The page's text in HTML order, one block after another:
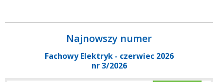
Najnowszy numer
Fachowy Elektryk - czerwiec 2026
nr 3/2026